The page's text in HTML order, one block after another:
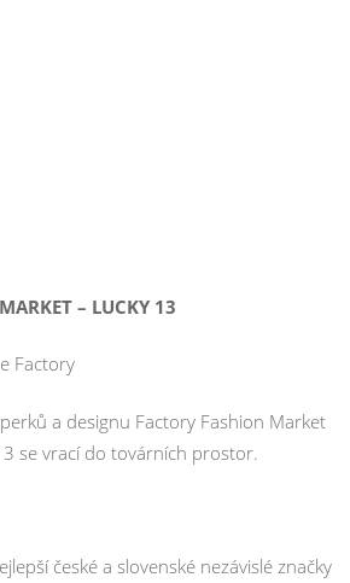
– LUCKY 13
Factory
a designu Factory Fashion Market
se vrací do továrních prostor.
české a slovenské nezávislé značky